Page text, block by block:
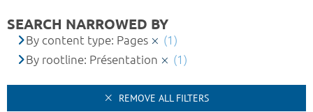
SEARCH NARROWED BY
By content type: Pages
(1)
By rootline: Présentation
(1)
REMOVE ALL FILTERS